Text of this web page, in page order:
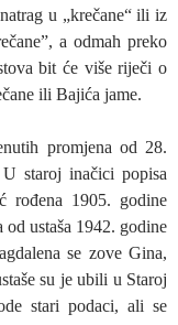
u „krečane“ ili iz
a odmah preko
bit će više riječi o
ili Bajića jame.
promjena od 28.
staroj inačici popisa
rođena 1905. godine
ustaša 1942. godine
se zove Gina,
su je ubili u Staroj
stari podaci, ali se